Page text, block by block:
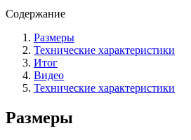
Содержание
Размеры
Технические характеристики
Итог
Видео
Технические характеристики
Размеры